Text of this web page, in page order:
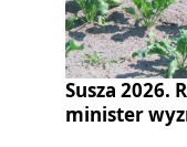
Susza 2026.
minister